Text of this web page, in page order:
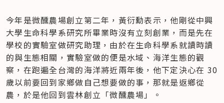
今年是微醺農場創立第二年，黃衍勳表示，他剛從中興
大學生命科學系研究所畢業時沒有立刻創業，而是先在
學校的實驗室做研究助理，由於在生命科學系就讀時讀
的與生態相關，實驗室做的便是水域、海洋生態的觀
察，在跑遍全台灣的海洋將近兩年後，他下定決心在 30
歲以前要回到家鄉做自己想要做的事，那就是返鄉從
農，於是他回到雲林創立「微醺農場」。